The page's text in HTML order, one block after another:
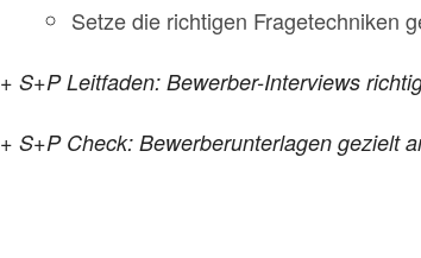
Setze die richtigen Fragetechniken
+ S+P Leitfaden: Bewerber-Interviews
+ S+P Check: Bewerberunterlagen gezielt